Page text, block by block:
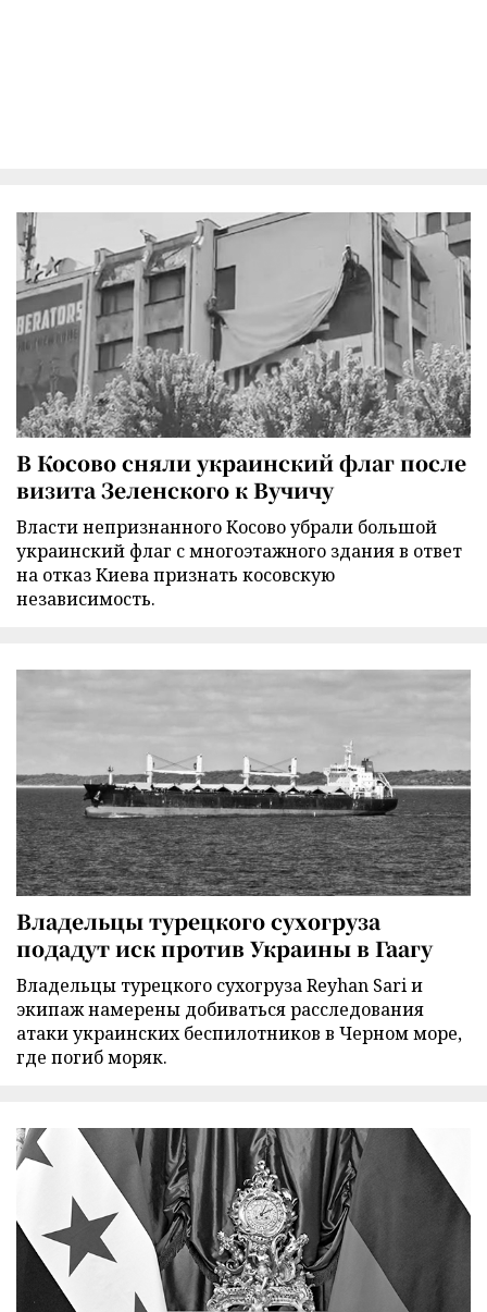
В Косово сняли украинский флаг после
визита Зеленского к Вучичу
Власти непризнанного Косово убрали большой
украинский флаг с многоэтажного здания в ответ
на отказ Киева признать косовскую
независимость.
Владельцы турецкого сухогруза
подадут иск против Украины в Гаагу
Владельцы турецкого сухогруза Reyhan Sari и
экипаж намерены добиваться расследования
атаки украинских беспилотников в Черном море,
где погиб моряк.